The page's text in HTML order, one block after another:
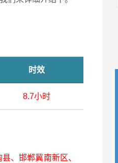
时效
8.7小时
、邯郸冀南新区、